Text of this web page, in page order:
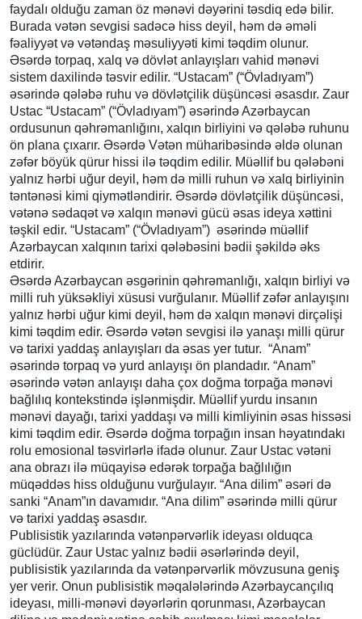
faydalı olduğu zaman öz mənəvi dəyərini təsdiq edə bilir.
Burada vətən sevgisi sadəcə hiss deyil, həm də əməli
fəaliyyət və vətəndaş məsuliyyəti kimi təqdim olunur.
Əsərdə torpaq, xalq və dövlət anlayışları vahid mənəvi
sistem daxilində təsvir edilir. “Ustacam” (“Övladıyam”)
əsərində qələbə ruhu və dövlətçilik düşüncəsi əsasdır. Zaur
Ustac “Ustacam” (“Övladıyam”) əsərində Azərbaycan
ordusunun qəhrəmanlığını, xalqın birliyini və qələbə ruhunu
ön plana çıxarır. Əsərdə Vətən müharibəsində əldə olunan
zəfər böyük qürur hissi ilə təqdim edilir. Müəllif bu qələbəni
yalnız hərbi uğur deyil, həm də milli ruhun və xalq birliyinin
təntənəsi kimi qiymətləndirir. Əsərdə dövlətçilik düşüncəsi,
vətənə sədaqət və xalqın mənəvi gücü əsas ideya xəttini
təşkil edir. “Ustacam” (“Övladıyam”) əsərində müəllif
Azərbaycan xalqının tarixi qələbəsini bədii şəkildə əks
etdirir.
Əsərdə Azərbaycan əsgərinin qəhrəmanlığı, xalqın birliyi və
milli ruh yüksəkliyi xüsusi vurğulanır. Müəllif zəfər anlayışını
yalnız hərbi uğur kimi deyil, həm də xalqın mənəvi dirçəlişi
kimi təqdim edir. Əsərdə vətən sevgisi ilə yanaşı milli qürur
və tarixi yaddaş anlayışları da əsas yer tutur. “Anam”
əsərində torpaq və yurd anlayışı ön plandadır. “Anam”
əsərində vətən anlayışı daha çox doğma torpağa mənəvi
bağlılıq kontekstində işlənmişdir. Müəllif yurdu insanın
mənəvi dayağı, tarixi yaddaşı və milli kimliyinin əsas hissəsi
kimi təqdim edir. Əsərdə doğma torpağın insan həyatındakı
rolu emosional təsvirlərlə ifadə olunur. Zaur Ustac vətəni
ana obrazı ilə müqayisə edərək torpağa bağlılığın
müqəddəs hiss olduğunu vurğulayır. “Ana dilim” əsəri də
sanki “Anam”ın davamıdır. “Ana dilim” əsərində milli qürur
və tarixi yaddaş əsasdır.
Publisistik yazılarında vətənpərvərlik ideyası olduqca
güclüdür. Zaur Ustac yalnız bədii əsərlərində deyil,
publisistik yazılarında da vətənpərvərlik mövzusuna geniş
yer verir. Onun publisistik məqalələrində Azərbaycançılıq
ideyası, milli-mənəvi dəyərlərin qorunması, Azərbaycan